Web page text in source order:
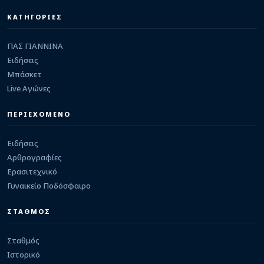
στην Πλαταριά η Θύελλα Κατσικά
ΠΑΣ ΓΙΑΝΝΙΝΑ Κ-17
Στη μάχη του μεταλλίου στο παγκόσμιο Κ19 ο
ΚΑΤΗΓΟΡΙΕΣ
ΠΑΣ ΓΙΑΝΝΙΝΑ
Ειδήσεις
Μπάσκετ
Live Αγώνες
ΠΕΡΙΕΧΟΜΕΝΟ
Ειδήσεις
Αρθρογραφίες
Ερασιτεχνικό
Γυναικείο Ποδόσφαιρο
ΣΤΑΘΜΟΣ
Σταθμός
Ιστορικό